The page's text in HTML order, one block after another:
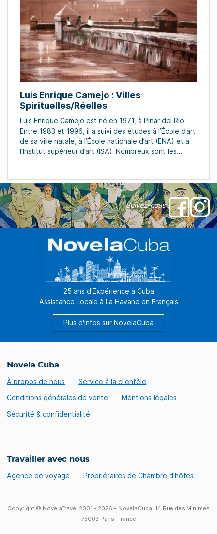
Luis Enrique Camejo : Villes
Spirituelles/Réelles
Luis Enrique Camejo est né en 1971, à Pinar del Rio.
Entre 1983 et 1996, il a suivi des études à l’École d’art
de sa ville natale, à l’École nationale d’art (ENA) et à
l’Institut supérieur d’art (ISA). Nombreux sont les
Suivez-nous !
25 ans d'Expérience à Cuba
Assistance Locale à La Havane en Français
Plus d'infos sur NovelaCuba
Novela Cuba
À propos de nous
Service à la clientèle
Conditions générales de vente
Mentions légales
Sécurité & confidentialité
Travailler avec nous
Agence de voyage Propriétaires de Chambre d’hôtes
Copyright © NovelaTravel 2001 - 2026 • NovelaCuba, 14 Rue des Minimes
75003 Paris, France